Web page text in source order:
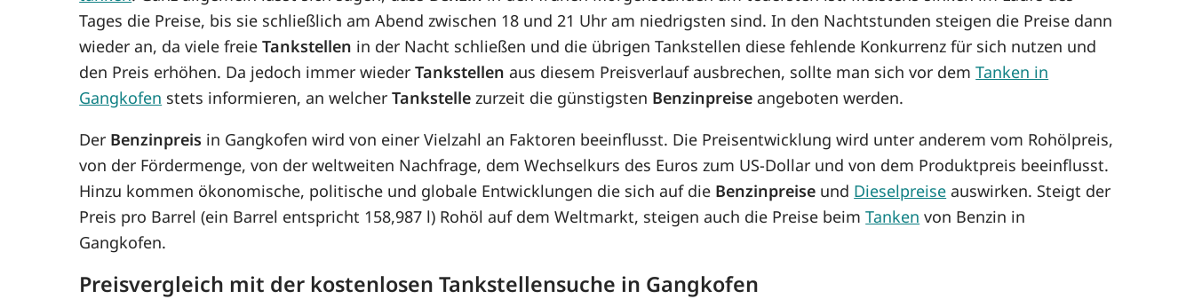
Tages die Preise, bis sie schließlich am Abend zwischen 18 und 21 Uhr am niedrigsten sind. In den Nachtstunden steigen die Preise dann
wieder an, da viele freieTankstellen in der Nacht schließen und die übrigen Tankstellen diese fehlende Konkurrenz für sich nutzen und
den Preis erhöhen. Da jedoch immer wiederTankstellen aus diesem Preisverlauf ausbrechen, sollte man sich vor demTanken in
Gangkofen stets informieren, an welcherTankstelle zurzeit die günstigsten Benzinpreise angeboten werden.
Der Benzinpreis in Gangkofen wird von einer Vielzahl an Faktoren beeinflusst. Die Preisentwicklung wird unter anderem vom Rohölpreis,
von der Fördermenge, von der weltweiten Nachfrage, dem Wechselkurs des Euros zum US-Dollar und von dem Produktpreis beeinflusst.
Hinzu kommen ökonomische, politische und globale Entwicklungen die sich auf die Benzinpreise und Dieselpreise auswirken. Steigt der
Preis pro Barrel (ein Barrel entspricht 158,987 l) Rohöl auf dem Weltmarkt, steigen auch die Preise beimTanken von Benzin in
Gangkofen.
Preisvergleich mit der kostenlosen Tankstellensuche in Gangkofen